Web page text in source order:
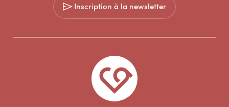
Inscription à la newsletter